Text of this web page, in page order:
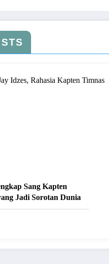
Sang Kapten
Jadi Sorotan Dunia